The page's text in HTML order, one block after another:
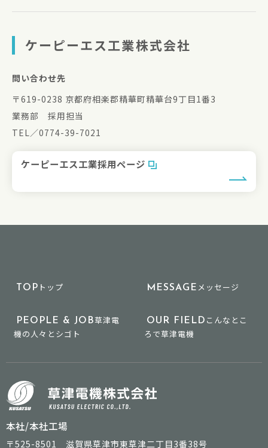
ケーピーエス工業株式会社
問い合わせ先
〒619-0238 京都府相楽郡精華町精華台9丁目1番3
業務部 採用担当
TEL／0774-39-7021
ケーピーエス工業採用ページ
TOP トップ MESSAGE メッセージ
PEOPLE & JOB草津電
機の人々とシゴト
OUR FIELD こんなとこ
ろで草津電機
本社/本社工場
〒525-8501 滋賀県草津市東草津二丁目3番38号